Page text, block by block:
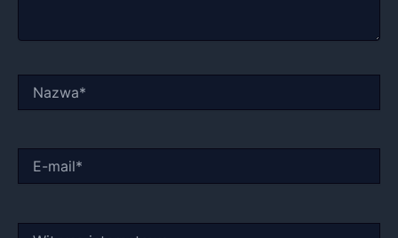
mail*